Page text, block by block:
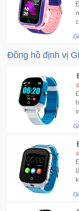
Đồng hồ định vị